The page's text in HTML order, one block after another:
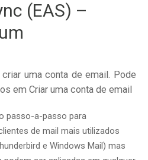
(EAS) –
uma conta de email. Pode
em Criar uma conta de email
passo-a-passo para
de mail mais utilizados
e Windows Mail) mas